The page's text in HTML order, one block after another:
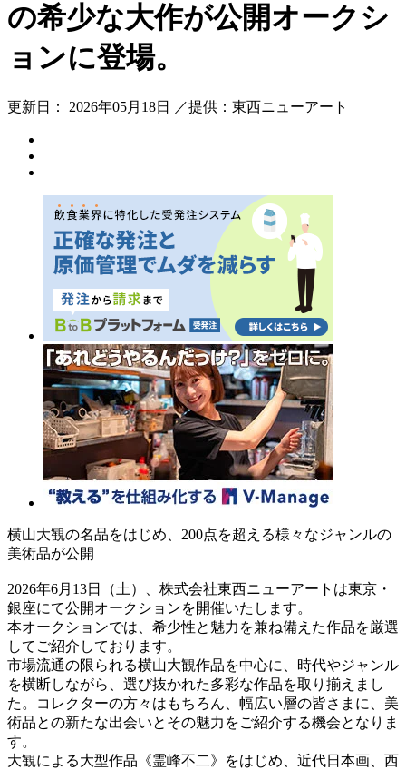
の希少な大作が公開オークシ
ョンに登場。
更新日： 2026年05月18日 ／提供：東西ニューアート
横山大観の名品をはじめ、200点を超える様々なジャンルの
美術品が公開
2026年6月13日（土）、株式会社東西ニューアートは東京・
銀座にて公開オークションを開催いたします。
本オークションでは、希少性と魅力を兼ね備えた作品を厳選
してご紹介しております。
市場流通の限られる横山大観作品を中心に、時代やジャンル
を横断しながら、選び抜かれた多彩な作品を取り揃えまし
た。コレクターの方々はもちろん、幅広い層の皆さまに、美
術品との新たな出会いとその魅力をご紹介する機会となりま
す。
大観による大型作品《霊峰不二》をはじめ、近代日本画、西